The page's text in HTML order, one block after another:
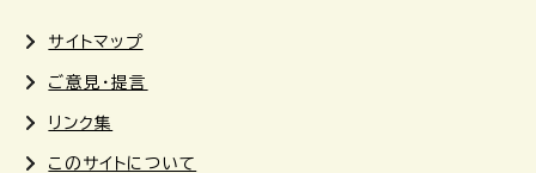
サイトマップ
ご意見・提言
リンク集
このサイトについて